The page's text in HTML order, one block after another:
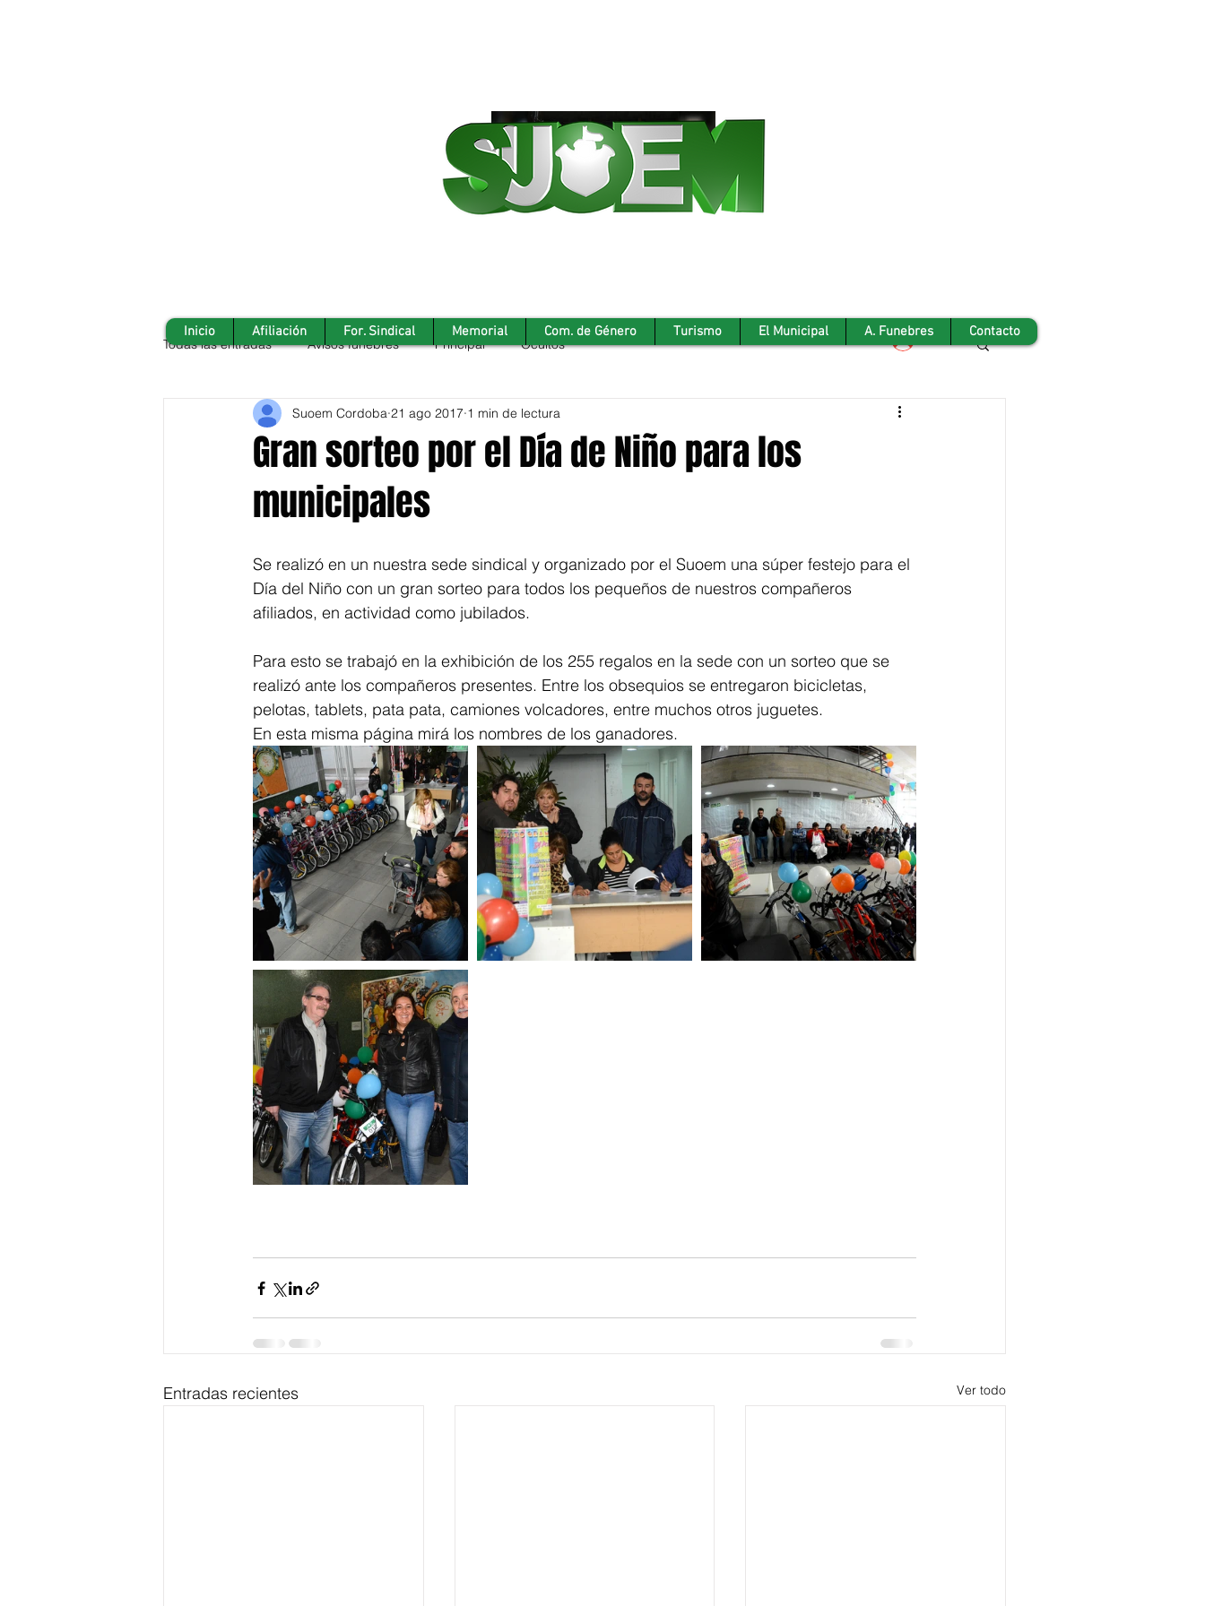
Todas las entradas Avisos fúnebres Principal Ocultos
Gran sorteo por el Día de Niño para los
municipales
Suoem Cordoba 21 ago 2017 1 min de lectura
Se realizó en un nuestra sede sindical y organizado por el Suoem una súper festejo para el
Día del Niño con un gran sorteo para todos los pequeños de nuestros compañeros
afiliados, en actividad como jubilados.
Para esto se trabajó en la exhibición de los 255 regalos en la sede con un sorteo que se
realizó ante los compañeros presentes. Entre los obsequios se entregaron bicicletas,
pelotas, tablets, pata pata, camiones volcadores, entre muchos otros juguetes.
En esta misma página mirá los nombres de los ganadores.
Entradas recientes Ver todo
Iniciar sesión
Inicio Afiliación For. Sindical Memorial Com. de Género Turismo El Municipal A. Funebres Contacto